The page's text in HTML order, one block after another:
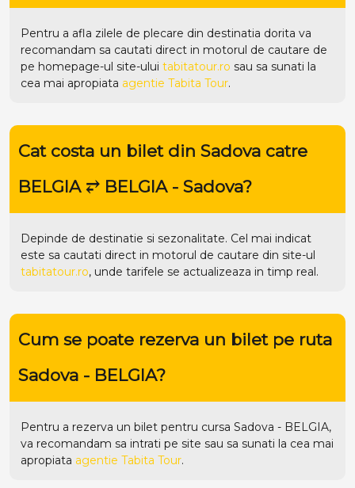
Pentru a afla zilele de plecare din destinatia dorita va
recomandam sa cautati direct in motorul de cautare de
pe homepage-ul site-ului tabitatour.ro sau sa sunati la
cea mai apropiata agentie Tabita Tour.
Cat costa un bilet din Sadova catre
BELGIA ⥂ BELGIA - Sadova?
Depinde de destinatie si sezonalitate. Cel mai indicat
este sa cautati direct in motorul de cautare din site-ul
tabitatour.ro, unde tarifele se actualizeaza in timp real.
Cum se poate rezerva un bilet pe ruta
Sadova - BELGIA?
Pentru a rezerva un bilet pentru cursa Sadova - BELGIA,
va recomandam sa intrati pe site sau sa sunati la cea mai
apropiata agentie Tabita Tour.